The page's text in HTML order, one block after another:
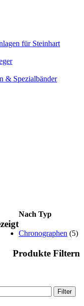
für Steinhart
& Spezialbänder
Produkte Filtern
Nach Typ
Chronographen (5)
Filter